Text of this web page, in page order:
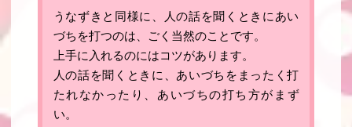
うなずきと同様に、人の話を聞くときにあい
づちを打つのは、ごく当然のことです。
上手に入れるのにはコツがあります。
人の話を聞くときに、あいづちをまったく打
たれなかったり、あいづちの打ち方がまず
い。